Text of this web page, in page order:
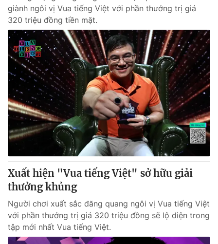
Liên hệ tòa soạn English
THỜI BÁO VTV
Theo dõi báo trên
Cơ quan chủ quản:
Đài Truyền hình Việt Nam
Cơ quan báo chí:Thời báo VTV
Giấy phép hoạt động báo in và báo điện tử số 483/GP-BTTTT
cấp ngày 29/12/2023
Tổng Biên tập:Vũ Thanh Thủy
Phó Tổng Biên tập:Nguyễn Thị Mỹ Hạnh, Phạm Quốc Thắng,
Nguyễn Trọng Ninh
Tổng đài VTV:
024.38 355 931 - 024.38 355 932
Ðiện thoại Thời báo VTV:024.66 897 897
Email:toasoan@vtv.vn
Liên hệ quảng cáo:024-7300.7108
giành ngôi vị Vua tiếng Việt với phần thưởng trị giá
320 triệu đồng tiền mặt.
Xuất hiện "Vua tiếng Việt" sở hữu giải
thưởng khủng
Người chơi xuất sắc đăng quang ngôi vị Vua tiếng Việt
với phần thưởng trị giá 320 triệu đồng sẽ lộ diện trong
tập mới nhất Vua tiếng Việt.